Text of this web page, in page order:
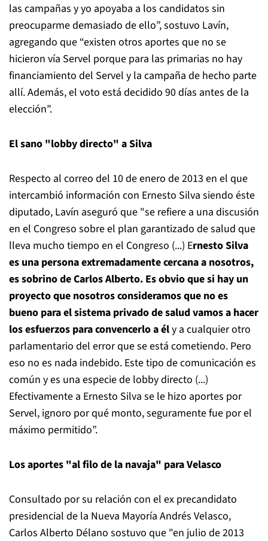
las campañas y yo apoyaba a los candidatos sin
preocuparme demasiado de ello”, sostuvo Lavín,
agregando que “existen otros aportes que no se
hicieron vía Servel porque para las primarias no hay
financiamiento del Servel y la campaña de hecho parte
allí. Además, el voto está decidido 90 días antes de la
elección”.
El sano "lobby directo" a Silva
Respecto al correo del 10 de enero de 2013 en el que
intercambió información con Ernesto Silva siendo éste
diputado, Lavín aseguró que "se refiere a una discusión
en el Congreso sobre el plan garantizado de salud que
lleva mucho tiempo en el Congreso (...) Ernesto Silva
es una persona extremadamente cercana a nosotros,
es sobrino de Carlos Alberto. Es obvio que si hay un
proyecto que nosotros consideramos que no es
bueno para el sistema privado de salud vamos a hacer
los esfuerzos para convencerlo a ély a cualquier otro
parlamentario del error que se está cometiendo. Pero
eso no es nada indebido. Este tipo de comunicación es
común y es una especie de lobby directo (...)
Efectivamente a Ernesto Silva se le hizo aportes por
Servel, ignoro por qué monto, seguramente fue por el
máximo permitido”.
Los aportes "al filo de la navaja" para Velasco
Consultado por su relación con el ex precandidato
presidencial de la Nueva Mayoría Andrés Velasco,
Carlos Alberto Délano sostuvo que "en julio de 2013